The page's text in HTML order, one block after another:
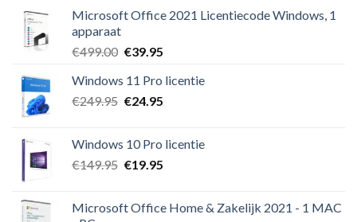
Microsoft Office 2021 Licentiecode Windows, 1
apparaat
€499.00 Oorspronkelijke
was:
€499.00.
€39.95Huidige
is:
€39.95.
Windows 11 Pro licentie
€249.95 Oorspronkelijke
€249.95.
€24.95Huidige
€24.95.
Windows 10 Pro licentie
€149.95 Oorspronkelijke
€149.95.
€19.95Huidige
€19.95.
Microsoft Office Home & Zakelijk 2021 - 1 MAC